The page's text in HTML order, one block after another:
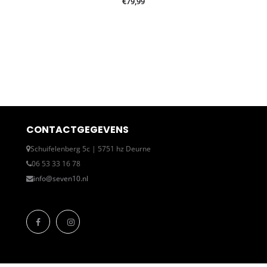
CONTACTGEGEVENS
Schuifelenberg 5c | 5751 hz Deurne
06 53 33 16 78
info@seven10.nl